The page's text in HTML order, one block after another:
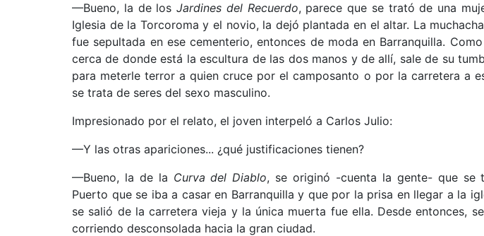
—Bueno, la de los Jardines del Recuerdo, parece que se trató de una
Iglesia de la Torcoroma y el novio, la dejó plantada en el altar. La
fue sepultada en ese cementerio, entonces de moda en Barranquilla.
cerca de donde está la escultura de las dos manos y de allí, sale de su
para meterle terror a quien cruce por el camposanto o por la carretera a
se trata de seres del sexo masculino.
Impresionado por el relato, el joven interpeló a Carlos Julio:
—Y las otras apariciones... ¿qué justificaciones tienen?
—Bueno, la de la Curva del Diablo, se originó -cuenta la gente- que se
Puerto que se iba a casar en Barranquilla y que por la prisa en llegar a la
se salió de la carretera vieja y la única muerta fue ella. Desde entonces,
corriendo desconsolada hacia la gran ciudad.